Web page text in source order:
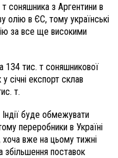
соняшника з Аргентини в
олію в ЄС, тому українські
за все ще високими
134 тис. т соняшникової
січні експорт склав
т.
буде обмежувати
переробники в Україні
вже на цьому тижні
збільшення поставок